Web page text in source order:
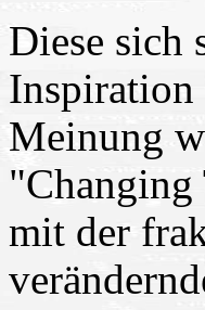
Diese sich
Inspiration
Meinung
"Changing
mit der